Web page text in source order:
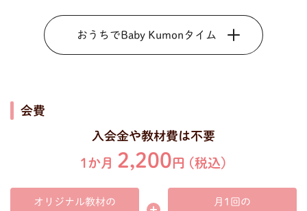
おうちでBaby Kumonタイム
会費
入会金や教材費は不要
1か月 2,200 円 (税込)
オリジナル教材の 月1回の